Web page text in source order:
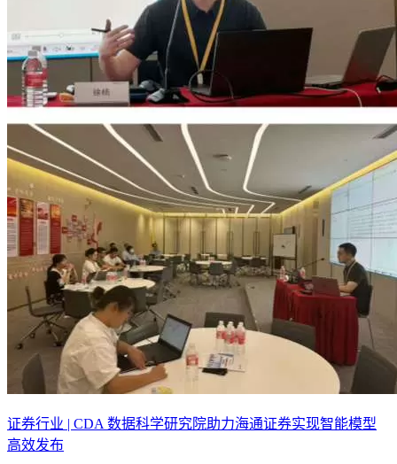
证券行业 | CDA 数据科学研究院助力海通证券实现智能模型
高效发布